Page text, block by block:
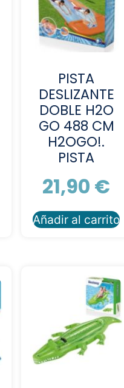
PISTA
DESLIZANTE
DOBLE H2O
GO 488 CM
H2OGO!.
PISTA
21,90 €
Añadir al carrito